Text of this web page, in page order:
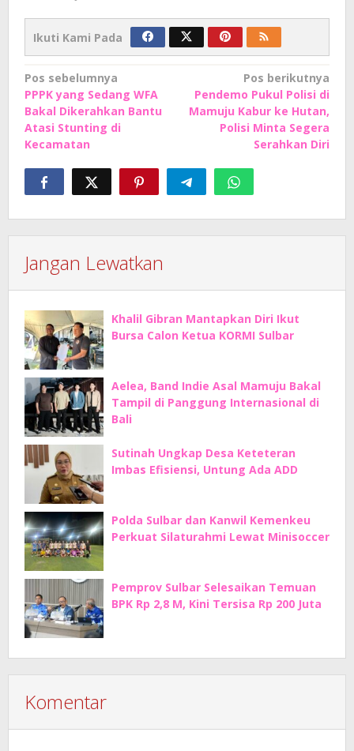
Ikuti Kami Pada
Navigasi
pos
Pos sebelumnya
PPPK yang Sedang WFA
Bakal Dikerahkan Bantu
Atasi Stunting di
Kecamatan
Pos berikutnya
Pendemo Pukul Polisi di
Mamuju Kabur ke Hutan,
Polisi Minta Segera
Serahkan Diri
Jangan Lewatkan
Khalil Gibran Mantapkan Diri Ikut
Bursa Calon Ketua KORMI Sulbar
Aelea, Band Indie Asal Mamuju Bakal
Tampil di Panggung Internasional di
Bali
Sutinah Ungkap Desa Keteteran
Imbas Efisiensi, Untung Ada ADD
Polda Sulbar dan Kanwil Kemenkeu
Perkuat Silaturahmi Lewat Minisoccer
Pemprov Sulbar Selesaikan Temuan
BPK Rp 2,8 M, Kini Tersisa Rp 200 Juta
Komentar